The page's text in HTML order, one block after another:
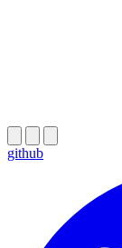
github